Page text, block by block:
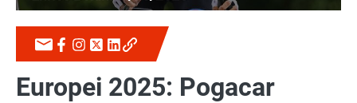
Europei 2025: Pogacar